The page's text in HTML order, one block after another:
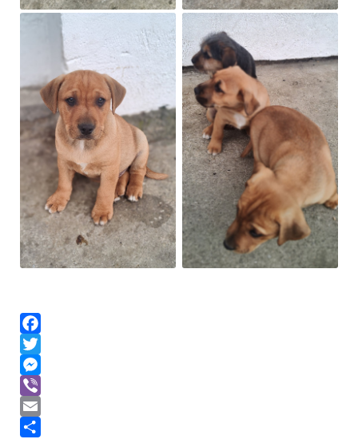
Facebook
Twitter
Messenger
Viber
Email